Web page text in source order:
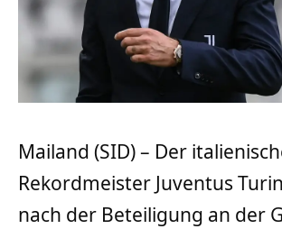
Mailand (SID) – Der
Rekordmeister Juventus
nach der Beteiligung an der